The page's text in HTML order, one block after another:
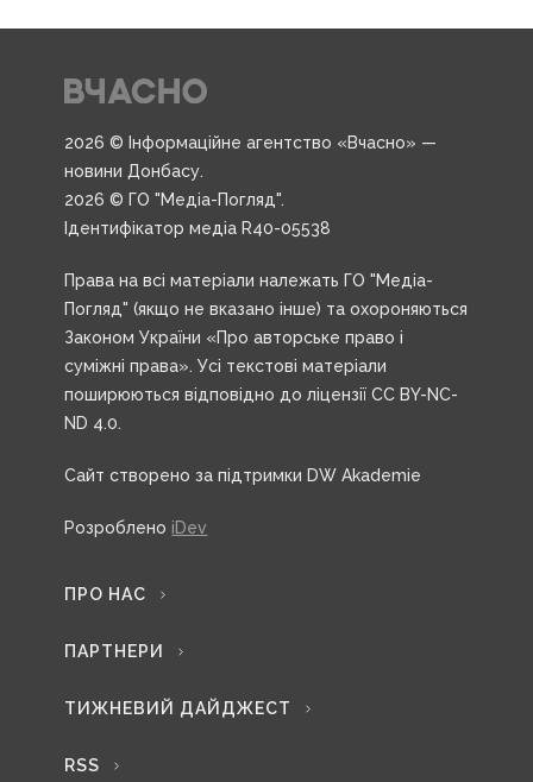
2026 © Інформаційне агентство «Вчасно» —
новини Донбасу.
2026 © ГО "Медіа-Погляд".
Ідентифікатор медіа R40-05538
Права на всі матеріали належать ГО "Медіа-
Погляд" (якщо не вказано інше) та охороняються
Законом України «Про авторське право і
суміжні права». Усі текстові матеріали
поширюються відповідно до ліцензії CC BY-NC-
ND 4.0.
Сайт створено за підтримки DW Akademie
Розроблено iDev
ПРО НАС
ПАРТНЕРИ
ТИЖНЕВИЙ ДАЙДЖЕСТ
RSS